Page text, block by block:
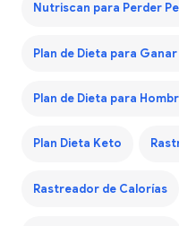
Nutriscan para Perder
Plan de Dieta para Ganar
Plan de Dieta para
Plan Dieta Keto
Rastreador de Calorías